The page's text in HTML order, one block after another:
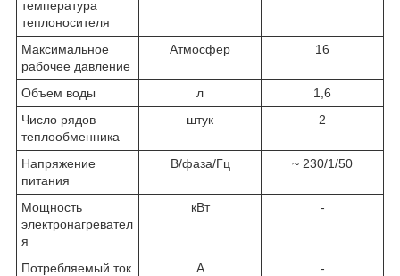
температура
теплоносителя
Максимальное
рабочее давление
Атмосфер 16
Объем воды л
1,6
Число рядов
теплообменника
штук 2
Напряжение
питания
В/фаза/Гц ~ 230/1/50
Мощность
электронагревател
я
кВт -
Потребляемый ток
A -